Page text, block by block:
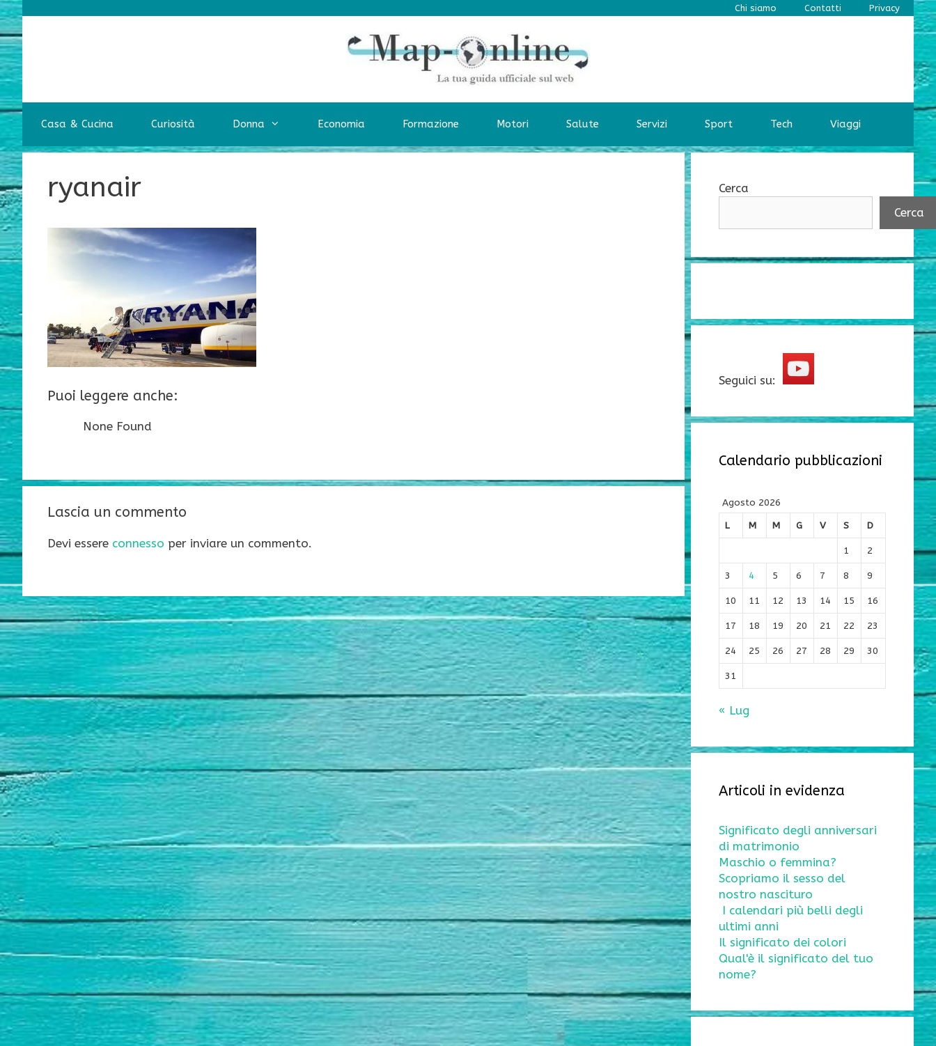
Vai
al
contenuto
Chi siamo Contatti Privacy
Casa & Cucina Curiosità Donna Economia Formazione Motori Salute Servizi Sport Tech Viaggi
ryanair
Puoi leggere anche:
None Found
Lascia un commento
Devi essere connesso per inviare un commento.
Cerca
Cerca
Seguici su:
Calendario pubblicazioni
Agosto 2026
L
M M G V S D
1 2
3 4 5 6 7 8 9
10 11 12 13 14 15 16
17 18 19 20 21 22 23
24 25 26 27 28 29 30
31
« Lug
Articoli in evidenza
Significato degli anniversari
di matrimonio
Maschio o femmina?
Scopriamo il sesso del
nostro nascituro
I calendari più belli degli
ultimi anni
Il significato dei colori
Qual'è il significato del tuo
nome?